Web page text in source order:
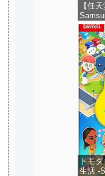
【任
ムスン
カード
限定特
トモ
生活 -